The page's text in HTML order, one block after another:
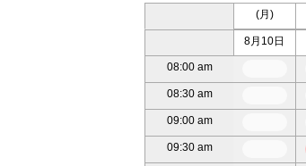
08:00 am
08:30 am
09:00 am
09:30 am
(月)
8月10日